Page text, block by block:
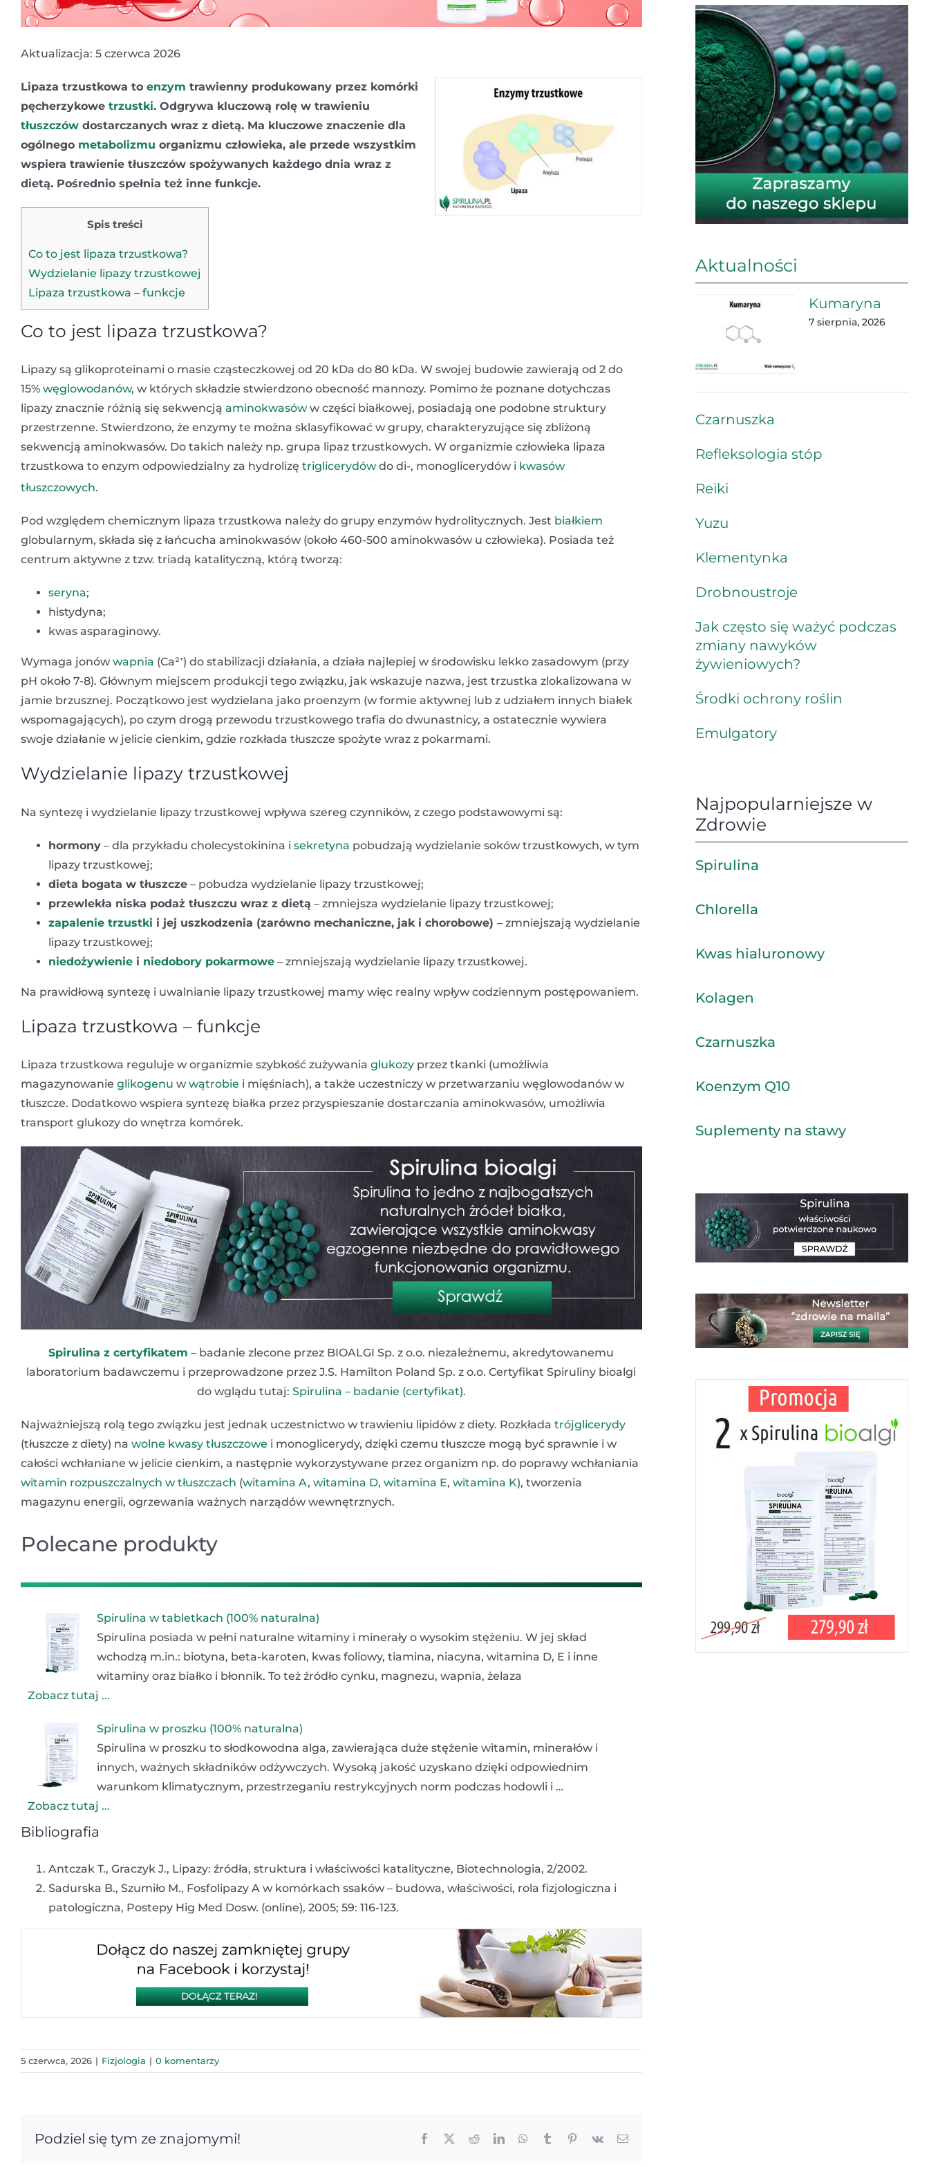
Aktualizacja: 5 czerwca 2026
Lipaza trzustkowa to enzym trawienny produkowany przez komórki
pęcherzykowe trzustki. Odgrywa kluczową rolę w trawieniu
tłuszczów dostarczanych wraz z dietą. Ma kluczowe znaczenie dla
ogólnego metabolizmu organizmu człowieka, ale przede wszystkim
wspiera trawienie tłuszczów spożywanych każdego dnia wraz z
dietą. Pośrednio spełnia też inne funkcje.
Spis treści
Co to jest lipaza trzustkowa?
Wydzielanie lipazy trzustkowej
Lipaza trzustkowa – funkcje
Co to jest lipaza trzustkowa?
Lipazy są glikoproteinami o masie cząsteczkowej od 20 kDa do 80 kDa. W swojej budowie zawierają od 2 do
15% węglowodanów, w których składzie stwierdzono obecność mannozy. Pomimo że poznane dotychczas
lipazy znacznie różnią się sekwencją aminokwasów w części białkowej, posiadają one podobne struktury
przestrzenne. Stwierdzono, że enzymy te można sklasyfikować w grupy, charakteryzujące się zbliżoną
sekwencją aminokwasów. Do takich należy np. grupa lipaz trzustkowych. W organizmie człowieka lipaza
trzustkowa to enzym odpowiedzialny za hydrolizę triglicerydów do di-, monoglicerydów i kwasów
tłuszczowych.
Pod względem chemicznym lipaza trzustkowa należy do grupy enzymów hydrolitycznych. Jest białkiem
globularnym, składa się z łańcucha aminokwasów (około 460-500 aminokwasów u człowieka). Posiada też
centrum aktywne z tzw. triadą katalityczną, którą tworzą:
seryna;
histydyna;
kwas asparaginowy.
Wymaga jonów wapnia (Ca²⁺) do stabilizacji działania, a działa najlepiej w środowisku lekko zasadowym (przy
pH około 7-8). Głównym miejscem produkcji tego związku, jak wskazuje nazwa, jest trzustka zlokalizowana w
jamie brzusznej. Początkowo jest wydzielana jako proenzym (w formie aktywnej lub z udziałem innych białek
wspomagających), po czym drogą przewodu trzustkowego trafia do dwunastnicy, a ostatecznie wywiera
swoje działanie w jelicie cienkim, gdzie rozkłada tłuszcze spożyte wraz z pokarmami.
Wydzielanie lipazy trzustkowej
Na syntezę i wydzielanie lipazy trzustkowej wpływa szereg czynników, z czego podstawowymi są:
hormony – dla przykładu cholecystokinina i sekretyna pobudzają wydzielanie soków trzustkowych, w tym
lipazy trzustkowej;
dieta bogata w tłuszcze – pobudza wydzielanie lipazy trzustkowej;
przewlekła niska podaż tłuszczu wraz z dietą – zmniejsza wydzielanie lipazy trzustkowej;
zapalenie trzustki i jej uszkodzenia (zarówno mechaniczne, jak i chorobowe) – zmniejszają wydzielanie
lipazy trzustkowej;
niedożywienie i niedobory pokarmowe – zmniejszają wydzielanie lipazy trzustkowej.
Na prawidłową syntezę i uwalnianie lipazy trzustkowej mamy więc realny wpływ codziennym postępowaniem.
Lipaza trzustkowa – funkcje
Lipaza trzustkowa reguluje w organizmie szybkość zużywania glukozy przez tkanki (umożliwia
magazynowanie glikogenu w wątrobie i mięśniach), a także uczestniczy w przetwarzaniu węglowodanów w
tłuszcze. Dodatkowo wspiera syntezę białka przez przyspieszanie dostarczania aminokwasów, umożliwia
transport glukozy do wnętrza komórek.
Spirulina z certyfikatem – badanie zlecone przez BIOALGI Sp. z o.o. niezależnemu, akredytowanemu
laboratorium badawczemu i przeprowadzone przez J.S. Hamilton Poland Sp. z o.o. Certyfikat Spiruliny bioalgi
do wglądu tutaj: Spirulina – badanie (certyfikat).
Najważniejszą rolą tego związku jest jednak uczestnictwo w trawieniu lipidów z diety. Rozkłada trójglicerydy
(tłuszcze z diety) na wolne kwasy tłuszczowe i monoglicerydy, dzięki czemu tłuszcze mogą być sprawnie i w
całości wchłaniane w jelicie cienkim, a następnie wykorzystywane przez organizm np. do poprawy wchłaniania
witamin rozpuszczalnych w tłuszczach (witamina A, witamina D, witamina E, witamina K), tworzenia
magazynu energii, ogrzewania ważnych narządów wewnętrznych.
Polecane produkty
Spirulina w tabletkach (100% naturalna)
Spirulina posiada w pełni naturalne witaminy i minerały o wysokim stężeniu. W jej skład
wchodzą m.in.: biotyna, beta-karoten, kwas foliowy, tiamina, niacyna, witamina D, E i inne
witaminy oraz białko i błonnik. To też źródło cynku, magnezu, wapnia, żelaza
Zobacz tutaj ...
Spirulina w proszku (100% naturalna)
Spirulina w proszku to słodkowodna alga, zawierająca duże stężenie witamin, minerałów i
innych, ważnych składników odżywczych. Wysoką jakość uzyskano dzięki odpowiednim
warunkom klimatycznym, przestrzeganiu restrykcyjnych norm podczas hodowli i …
Zobacz tutaj ...
Bibliografia
Antczak T., Graczyk J., Lipazy: źródła, struktura i właściwości katalityczne, Biotechnologia, 2/2002.
Sadurska B., Szumiło M., Fosfolipazy A w komórkach ssaków – budowa, właściwości, rola fizjologiczna i
patologiczna, Postepy Hig Med Dosw. (online), 2005; 59: 116-123.
5 czerwca, 2026 | Fizjologia | 0 komentarzy
Podziel się tym ze znajomymi! Facebook
X RedditLinkedInWhatsApp
TumblrPinterest
Vk Email
Aktualności
Kumaryna
7 sierpnia, 2026
Czarnuszka
Refleksologia stóp
Reiki
Yuzu
Klementynka
Drobnoustroje
Jak często się ważyć podczas
zmiany nawyków
żywieniowych?
Środki ochrony roślin
Emulgatory
Najpopularniejsze w
Zdrowie
Spirulina
Chlorella
Kwas hialuronowy
Kolagen
Czarnuszka
Koenzym Q10
Suplementy na stawy